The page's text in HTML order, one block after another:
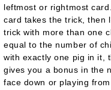
leftmost or rightmost
card takes the trick, then
trick with more than one
equal to the number of
with exactly one pig in it,
gives you a bonus in the
face down or playing